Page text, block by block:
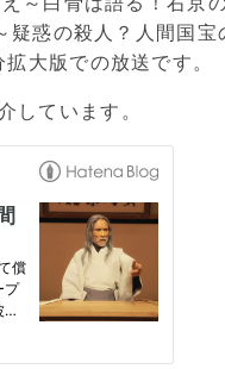
惑の殺人？人間国宝
大版での放送です。
しています。